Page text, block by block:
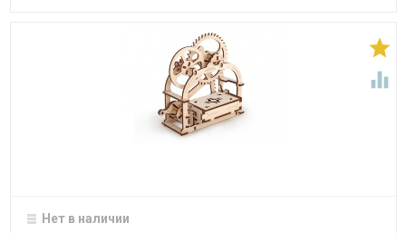


Нет в наличии